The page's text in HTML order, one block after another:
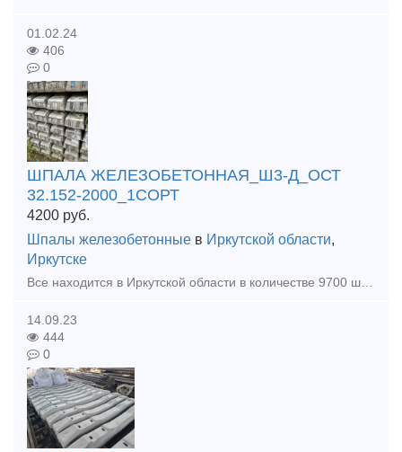
01.02.24
406
0
ШПАЛА ЖЕЛЕЗОБЕТОННАЯ_Ш3-Д_ОСТ
32.152-2000_1СОРТ
4200 руб.
Шпалы железобетонные в Иркутской области,
Иркутске
Все находится в Иркутской области в количестве 9700 шт. Шпала новая, не б/у про-во 2016-2018 год
14.09.23
444
0